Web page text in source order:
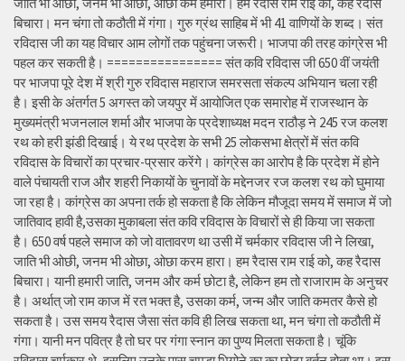
बिचारा। मन चंगा तो कठौती में गंगा। गुरु ग्रंथ साहिब में भी 41 वाणियों के शब्द। संत
रविदास जी का यह विचार आम लोगों तक पहुंचना जरूरी। भाजपा की तरह कांग्रेस भी
पहल कर सकती है। ================ संत कवि रविदास जी 650 वीं जयंती
पर भाजपा पूरे देश में श्री गुरु रविदास महाराज समरसता संकल्प अभियान चला रही
है। इसी के अंतर्गत 5 अगस्त को जयपुर में आयोजित एक समारोह में राजस्थान के
मुख्यमंत्री भजनलाल शर्मा और भाजपा के प्रदेशाध्यक्ष मदन राठौड़ ने 245 रज कलश
रथ को हरी झंडी दिखाई। ये रथ प्रदेश के सभी 25 लोकसभा क्षेत्रों में संत कवि
रविदास के विचारों का प्रचार-प्रसार करेंगे। कांग्रेस का आरोप है कि प्रदेश में होने
वाले पंचायती राज और शहरी निकायों के चुनावों के मद्देनजर रज कलश रथ को घुमाया
जा रहा है। कांग्रेस का अपना तर्क हो सकता है कि लेकिन मौजूदा समय में समाज में जो
जातिवाद हावी है,उसका मुकाबला संत कवि रविदास के विचारों से ही किया जा सकता
है। 650 वर्ष पहले समाज को जो वातावरण था उसी में चर्मकार रविदास जी ने लिखा,
जाति भी ओछी, जनम भी ओछा, ओछा करम हारा। हम रैदास राम राई को, कह रैदास
बिचारा। यानी हमारी जाति, जनम और कर्म छोटा है, लेकिन हम तो राजाराम के अनुचर
है। अर्थात् जो राम काज में रत भक्त है, उसका कर्म, जन्म और जाति कमतर कैसे हो
सकता है। उस समय रैदास जैसा संत कवि ही लिख सकता था, मन चंगा तो कठौती में
गंगा। यानी मन पवित्र है तो घर पर गंगा स्नान का पुण्य मिलता सकता है। चूंकि